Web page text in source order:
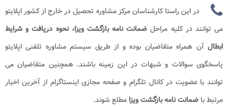
در این راستا کارشناسان مرکز مشاوره تحصیل در خارج از کشور اپلایتو
می توانند در کلیه مراحل ضمانت نامه بازگشت ویزا، نحوه دریافت و شرایط
ابطال آن همراه متقاضیان بوده و از طریق سیستم مشاوره تلفنی اپلایتو
پاسخگوی سوالات و شبهات در این زمینه باشند. همچنین متقاضیان می
توانند با عضویت در کانال تلگرام و صفحه مجازی اینستاگرام از آخرین اخبار
مرتبط با ضمانت نامه بازگشت ویزا مطلع شوند.